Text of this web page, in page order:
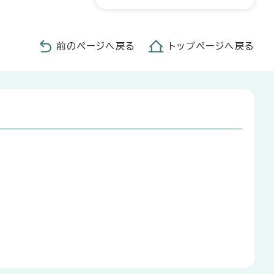
前のページへ戻る トップページへ戻る